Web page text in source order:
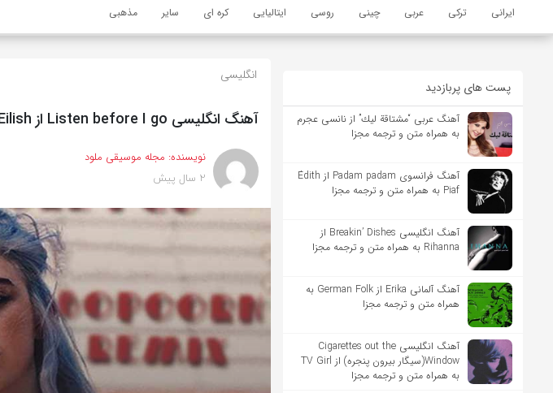
ایرانی ترکی عربی چینی روسی ایتالیایی کره ای سایر مذهبی
پست های پربازدید
آهنگ عربی “مشتاقة لیك” از نانسی عجرم
به همراه متن و ترجمه مجزا
آهنگ فرانسوی Padam padam از Édith
Piaf به همراه متن و ترجمه مجزا
آهنگ انگلیسی Breakin’ Dishes از
Rihanna به همراه متن و ترجمه مجزا
آهنگ آلمانی Erika از German Folk به
همراه متن و ترجمه مجزا
آهنگ انگلیسی Cigarettes out the
Window(سیگار بیرون پنجره) از TV Girl
به همراه متن و ترجمه مجزا
انگلیسی
آهنگ انگلیسی Listen before I go از Billie Eilish به همراه متن و ترجمه مجزا
نویسنده: مجله موسیقی ملود
2 سال پیش